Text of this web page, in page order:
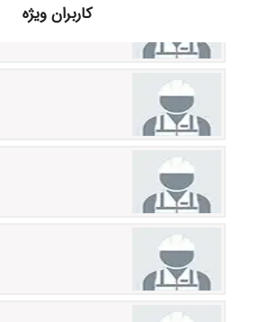
کاربران ویژه